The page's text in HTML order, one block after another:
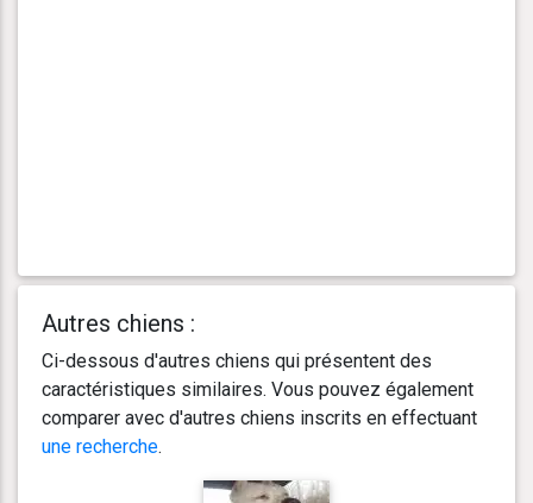
Autres chiens :
Ci-dessous d'autres chiens qui présentent des
caractéristiques similaires. Vous pouvez également
comparer avec d'autres chiens inscrits en effectuant
une recherche.